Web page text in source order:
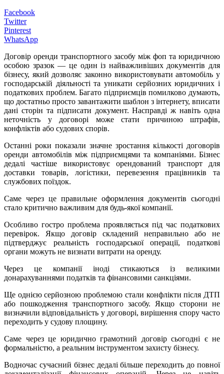
Facebook
Twitter
Pinterest
WhatsApp
Договір оренди транспортного засобу між фоп та юридичною
особою зразок — це один із найважливіших документів для
бізнесу, який дозволяє законно використовувати автомобіль у
господарській діяльності та уникати серйозних юридичних і
податкових проблем. Багато підприємців помилково думають,
що достатньо просто завантажити шаблон з інтернету, вписати
дані сторін та підписати документ. Насправді ж навіть одна
неточність у договорі може стати причиною штрафів,
конфліктів або судових спорів.
Останні роки показали значне зростання кількості договорів
оренди автомобілів між підприємцями та компаніями. Бізнес
дедалі частіше використовує орендований транспорт для
доставки товарів, логістики, перевезення працівників та
службових поїздок.
Саме через це правильне оформлення документів сьогодні
стало критично важливим для будь-якої компанії.
Особливо гостро проблема проявляється під час податкових
перевірок. Якщо договір складений неправильно або не
підтверджує реальність господарської операції, податкові
органи можуть не визнати витрати на оренду.
Через це компанії іноді стикаються із великими
донарахуваннями податків та фінансовими санкціями.
Ще однією серйозною проблемою стали конфлікти після ДТП
або пошкодження транспортного засобу. Якщо сторони не
визначили відповідальність у договорі, вирішення спору часто
переходить у судову площину.
Саме через це юридично грамотний договір сьогодні є не
формальністю, а реальним інструментом захисту бізнесу.
Водночас сучасний бізнес дедалі більше переходить до повної